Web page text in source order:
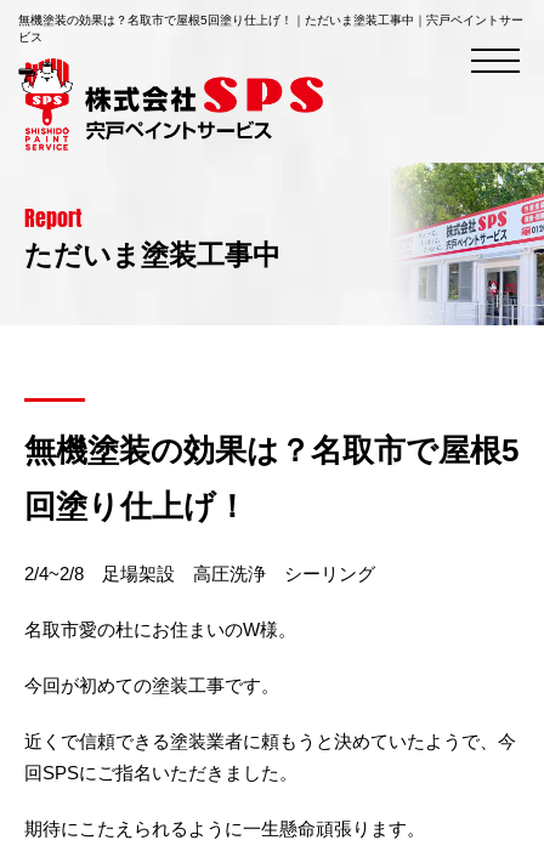
無機塗装の効果は？名取市で屋根5回塗り仕上げ！｜ただいま塗装工事中｜宍戸ペイントサー
ビス
Report
ただいま塗装工事中
無機塗装の効果は？名取市で屋根5
回塗り仕上げ！
2/4~2/8 足場架設 高圧洗浄 シーリング
名取市愛の杜にお住まいのW様。
今回が初めての塗装工事です。
近くで信頼できる塗装業者に頼もうと決めていたようで、今
回SPSにご指名いただきました。
期待にこたえられるように一生懸命頑張ります。